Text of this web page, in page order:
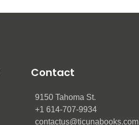
Contact
9150 Tahoma St.
+1 614-707-9934
contactus@ticunabooks.com